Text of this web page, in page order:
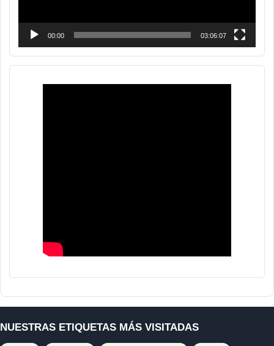
00:00 03:06:07
NUESTRAS ETIQUETAS MÁS VISITADAS